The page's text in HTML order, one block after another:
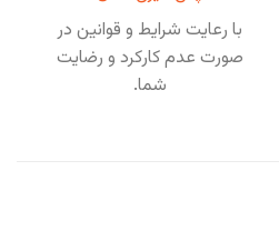
با رعایت شرایط و قوانین در
صورت عدم کارکرد و رضایت
شما.